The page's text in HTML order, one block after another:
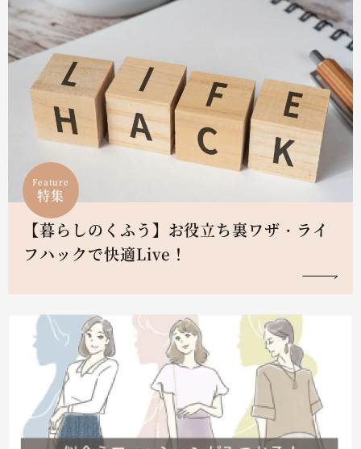
Feature
特集
【暮らしのくふう】お役立ち裏ワザ・ライ
フハックで快適Live！